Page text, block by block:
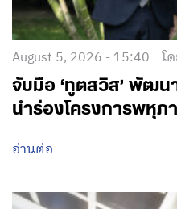
August 5, 2026 - 15:40 โ
จับมือ ‘ทูตสวิส’ พัฒน
นำร่องโครงการพหุภ
อ่านต่อ